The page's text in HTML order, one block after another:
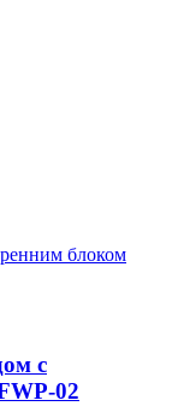
блоком
с
02